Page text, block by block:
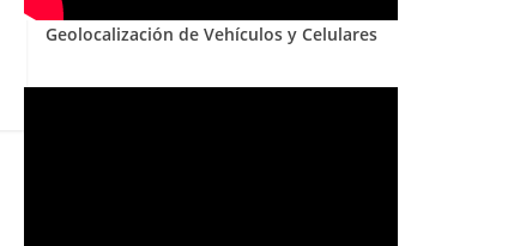
Geolocalización de Vehículos y Celulares